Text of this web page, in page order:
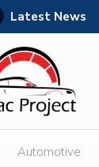
Latest News
Automotive